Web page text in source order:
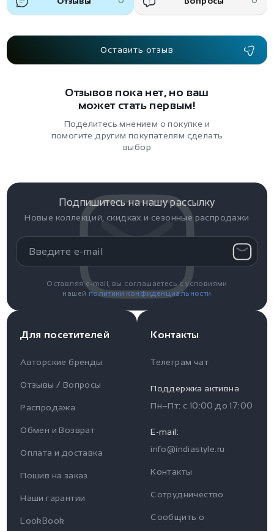
Контакты
Часы работы поддержки
Пн-Пт c 10:00 до 17:00
Для пользователя
Информация
Наши гарантии
Оставить отзыв
Отзывов пока нет, но ваш
может стать первым!
Поделитесь мнением о покупке и
помогите другим покупателям сделать
выбор
Для посетителей
Авторские бренды
Отзывы / Вопросы
Распродажа
Обмен и Возврат
Оплата и доставка
Пошив на заказ
Наши гарантии
LookBook
Подпишитесь на нашу рассылку
Новые коллекций, скидках и сезонные распродажи
Оставляя e-mail, вы соглашаетесь с условиями
нашей политики конфиденциальности
Контакты
Телеграм чат
Поддержка активна
Пн–Пт: с 10:00 до 17:00
E-mail:
info@indiastyle.ru
Контакты
Сотрудничество
Сообщить о